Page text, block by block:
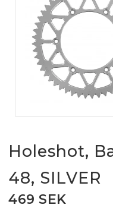
Holeshot,
48, SILVER
469 SEK